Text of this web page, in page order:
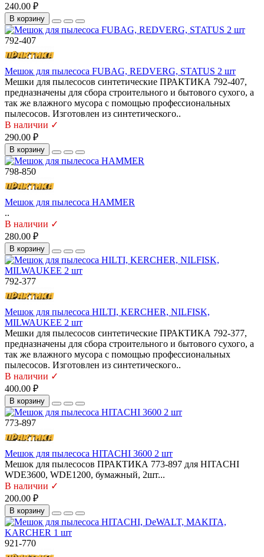
240.00 ₽
В корзину
792-407
Мешок для пылесоса FUBAG, REDVERG, STATUS 2 шт
Мешки для пылесосов синтетические ПРАКТИКА 792-407,
предназначены для сбора строительного и бытового сухого, а
так же влажного мусора с помощью профессиональных
пылесосов. Изготовлен из синтетического..
В наличии ✓
290.00 ₽
В корзину
798-850
Мешок для пылесоса HAMMER
..
В наличии ✓
280.00 ₽
В корзину
792-377
Мешок для пылесоса HILTI, KERCHER, NILFISK,
MILWAUKEE 2 шт
Мешки для пылесосов синтетические ПРАКТИКА 792-377,
предназначены для сбора строительного и бытового сухого, а
так же влажного мусора с помощью профессиональных
пылесосов. Изготовлен из синтетического..
В наличии ✓
400.00 ₽
В корзину
773-897
Мешок для пылесоса HITACHI 3600 2 шт
Мешок для пылесосов ПРАКТИКА 773-897 для HITACHI
WDE3600, WDE1200, бумажный, 2шт...
В наличии ✓
200.00 ₽
В корзину
921-770